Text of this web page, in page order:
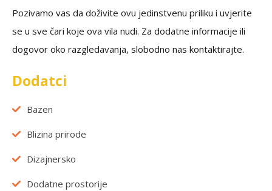
Pozivamo vas da doživite ovu jedinstvenu priliku i uvjerite
se u sve čari koje ova vila nudi. Za dodatne informacije ili
dogovor oko razgledavanja, slobodno nas kontaktirajte.
Dodatci
Bazen
Blizina prirode
Dizajnersko
Dodatne prostorije